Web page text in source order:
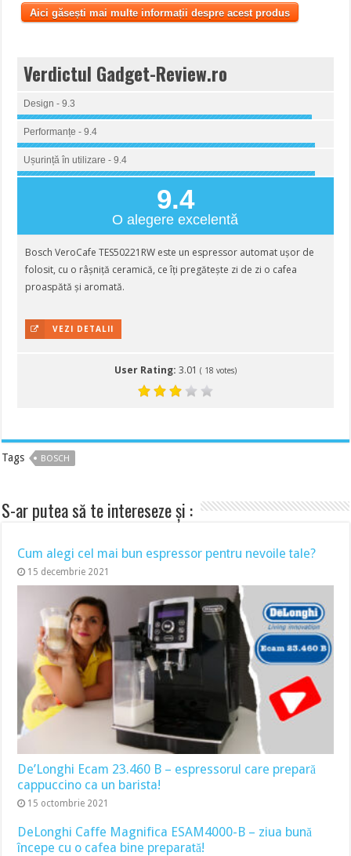
Aici găsești mai multe informații despre acest produs
Verdictul Gadget-Review.ro
Design - 9.3
Performanțe - 9.4
Ușurință în utilizare - 9.4
9.4
O alegere excelentă
Bosch VeroCafe TES50221RW este un espressor automat ușor de
folosit, cu o râșniță ceramică, ce îți pregătește zi de zi o cafea
proaspătă și aromată.
VEZI DETALII
User Rating: 3.01 ( 18 votes)
Tags BOSCH
S-ar putea să te intereseze și :
Cum alegi cel mai bun espressor pentru nevoile tale?
15 decembrie 2021
De’Longhi Ecam 23.460 B – espressorul care prepară
cappuccino ca un barista!
15 octombrie 2021
DeLonghi Caffe Magnifica ESAM4000-B – ziua bună
începe cu o cafea bine preparată!